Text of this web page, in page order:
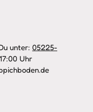
unter: 05225-
Uhr